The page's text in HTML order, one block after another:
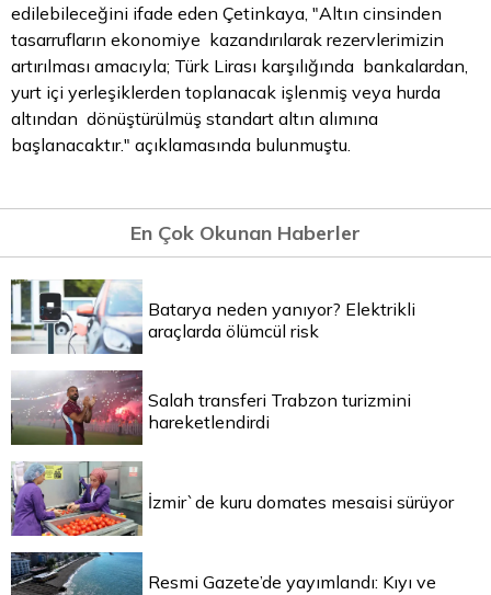
edilebileceğini ifade eden Çetinkaya, "Altın cinsinden
tasarrufların ekonomiye kazandırılarak rezervlerimizin
artırılması amacıyla; Türk Lirası karşılığında bankalardan,
yurt içi yerleşiklerden toplanacak işlenmiş veya hurda
altından dönüştürülmüş standart altın alımına
başlanacaktır." açıklamasında bulunmuştu.
En Çok Okunan Haberler
Batarya neden yanıyor? Elektrikli
araçlarda ölümcül risk
Salah transferi Trabzon turizmini
hareketlendirdi
İzmir`de kuru domates mesaisi sürüyor
Resmi Gazete’de yayımlandı: Kıyı ve